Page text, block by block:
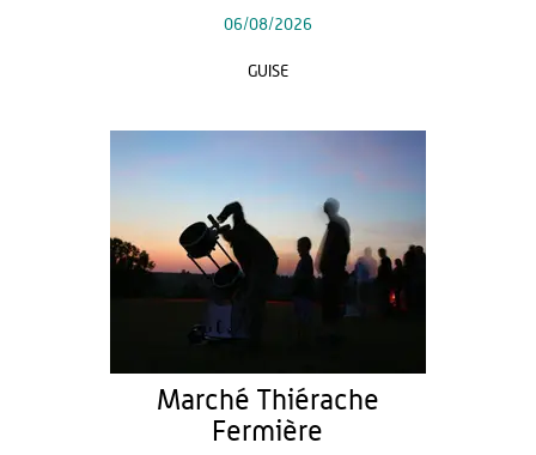
06/08/2026
GUISE
Marché Thiérache
Fermière